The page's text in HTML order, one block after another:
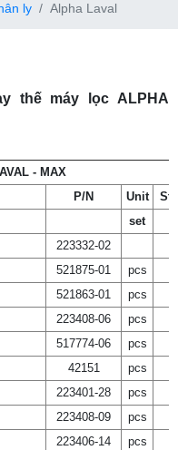
ly Alpha Laval
thế máy lọc ALPHA
- MAX
P/N Unit
set
223332-02
521875-01 pcs
521863-01 pcs
223408-06 pcs
517774-06 pcs
42151 pcs
223401-28 pcs
223408-09 pcs
223406-14 pcs